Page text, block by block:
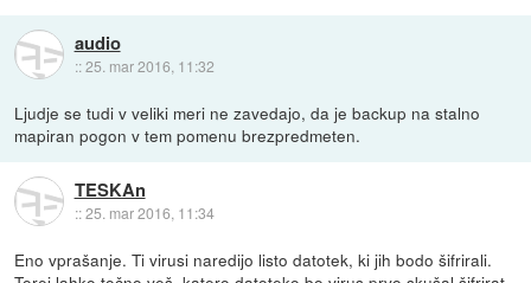
audio
::25. mar 2016, 11:32
Ljudje se tudi v veliki meri ne zavedajo, da je backup na stalno
mapiran pogon v tem pomenu brezpredmeten.
TESKAn
::25. mar 2016, 11:34
Eno vprašanje. Ti virusi naredijo listo datotek, ki jih bodo šifrirali.